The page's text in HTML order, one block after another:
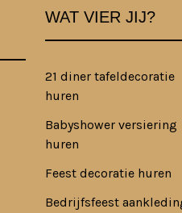
WAT VIER JIJ?
21 diner tafeldecoratie
huren
Babyshower versiering
huren
Feest decoratie huren
Bedrijfsfeest